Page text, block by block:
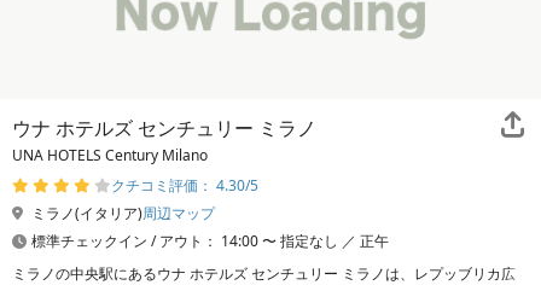
ウナ ホテルズ センチュリー ミラノ
UNA HOTELS Century Milano
クチコミ評価： 4.30/5
ミラノ(イタリア)周辺マップ
標準チェックイン / アウト： 14:00 〜 指定なし ／ 正午
ミラノの中央駅にあるウナ ホテルズ センチュリー ミラノは、レプッブリカ広